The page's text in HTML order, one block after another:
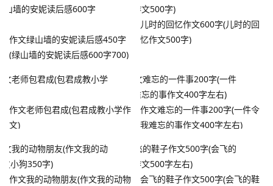
作文绿山墙的安妮读后感450字
(绿山墙的安妮读后感600字700)
儿时的回忆作文600字(儿时的回
忆作文500字)
作文老师包君成(包君成教小学作
文)
作文难忘的一件事200字(一件令
我难忘的事作文400字左右)
作文我的动物朋友(作文我的动物
会飞的鞋子作文500字(会飞的鞋